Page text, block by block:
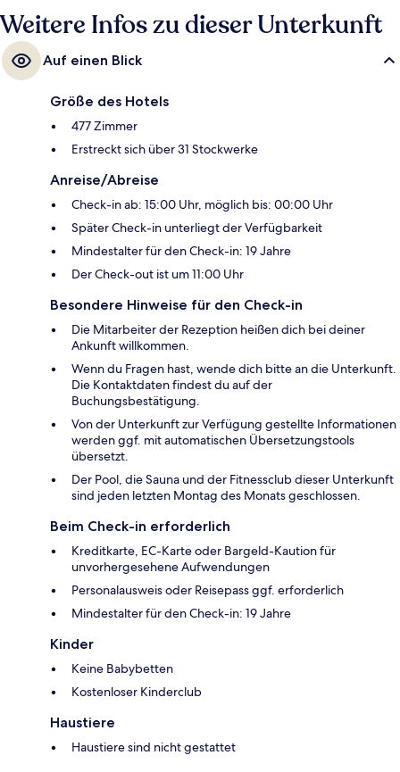
Jamsilsaenae).
Weitere Infos zu dieser Unterkunft
Auf einen Blick
Größe des Hotels
477 Zimmer
Erstreckt sich über 31 Stockwerke
Anreise/Abreise
Check-in ab: 15:00 Uhr, möglich bis: 00:00 Uhr
Später Check-in unterliegt der Verfügbarkeit
Mindestalter für den Check-in: 19 Jahre
Der Check-out ist um 11:00 Uhr
Besondere Hinweise für den Check-in
Die Mitarbeiter der Rezeption heißen dich bei deiner
Ankunft willkommen.
Wenn du Fragen hast, wende dich bitte an die Unterkunft.
Die Kontaktdaten findest du auf der
Buchungsbestätigung.
Von der Unterkunft zur Verfügung gestellte Informationen
werden ggf. mit automatischen Übersetzungstools
übersetzt.
Der Pool, die Sauna und der Fitnessclub dieser Unterkunft
sind jeden letzten Montag des Monats geschlossen.
Beim Check-in erforderlich
Kreditkarte, EC-Karte oder Bargeld-Kaution für
unvorhergesehene Aufwendungen
Personalausweis oder Reisepass ggf. erforderlich
Mindestalter für den Check-in: 19 Jahre
Kinder
Keine Babybetten
Kostenloser Kinderclub
Haustiere
Haustiere sind nicht gestattet